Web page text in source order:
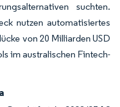
suchten.
nutzen automatisiertes
von 20 Milliarden USD
im australischen Fintech-